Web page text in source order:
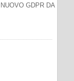
GDPR DA